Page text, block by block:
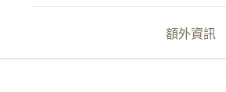
額外資訊